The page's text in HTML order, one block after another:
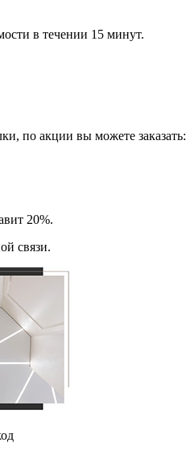
в течении 15 минут.
по акции вы можете заказать:
20%.
связи.